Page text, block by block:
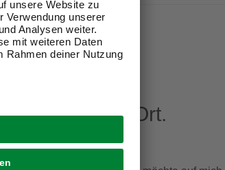
1
schöneren Ort.